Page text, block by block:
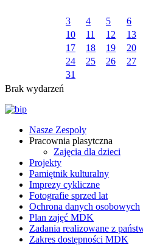
3
4 5 6
10
11 12 13
17
18 19 20
24
25 26 27
31
Brak wydarzeń
Nasze Zespoły
Pracownia plasytczna
Zajęcia dla dzieci
Projekty
Pamiętnik kulturalny
Imprezy cykliczne
Fotografie sprzed lat
Ochrona danych osobowych
Plan zajęć MDK
Zadania realizowane z
Zakres dostępności MDK